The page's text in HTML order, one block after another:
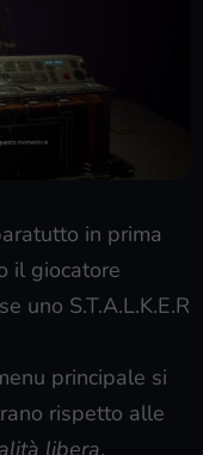
in prima
il giocatore
uno S.T.A.L.K.E.R
principale si
rispetto alle